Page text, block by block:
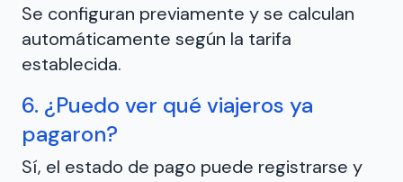
Se configuran previamente y se calculan
automáticamente según la tarifa
establecida.
6. ¿Puedo ver qué viajeros ya
pagaron?
Sí, el estado de pago puede registrarse y